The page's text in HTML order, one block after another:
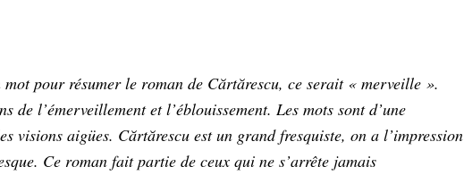
mot pour résumer le roman de Cărtărescu, ce serait « merveille ».
de l’émerveillement et l’éblouissement. Les mots sont d’une
visions aigües. Cărtărescu est un grand fresquiste, on a l’impression
Ce roman fait partie de ceux qui ne s’arrête jamais